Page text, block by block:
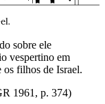
sobre ele
vespertino em
os filhos de Israel.
1961, p. 374)